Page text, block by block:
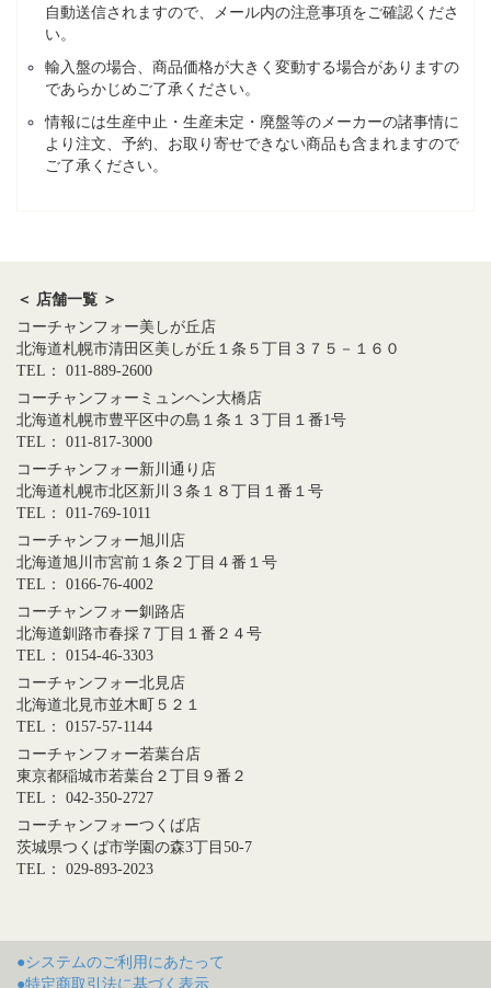
自動送信されますので、メール内の注意事項をご確認くださ
い。
輸入盤の場合、商品価格が大きく変動する場合がありますの
であらかじめご了承ください。
情報には生産中止・生産未定・廃盤等のメーカーの諸事情に
より注文、予約、お取り寄せできない商品も含まれますので
ご了承ください。
＜ 店舗一覧 ＞
コーチャンフォー美しが丘店
北海道札幌市清田区美しが丘１条５丁目３７５－１６０
TEL： 011-889-2600
コーチャンフォーミュンヘン大橋店
北海道札幌市豊平区中の島１条１３丁目１番1号
TEL： 011-817-3000
コーチャンフォー新川通り店
北海道札幌市北区新川３条１８丁目１番１号
TEL： 011-769-1011
コーチャンフォー旭川店
北海道旭川市宮前１条２丁目４番１号
TEL： 0166-76-4002
コーチャンフォー釧路店
北海道釧路市春採７丁目１番２４号
TEL： 0154-46-3303
コーチャンフォー北見店
北海道北見市並木町５２１
TEL： 0157-57-1144
コーチャンフォー若葉台店
東京都稲城市若葉台２丁目９番２
TEL： 042-350-2727
コーチャンフォーつくば店
茨城県つくば市学園の森3丁目50-7
TEL： 029-893-2023
●システムのご利用にあたって
●特定商取引法に基づく表示